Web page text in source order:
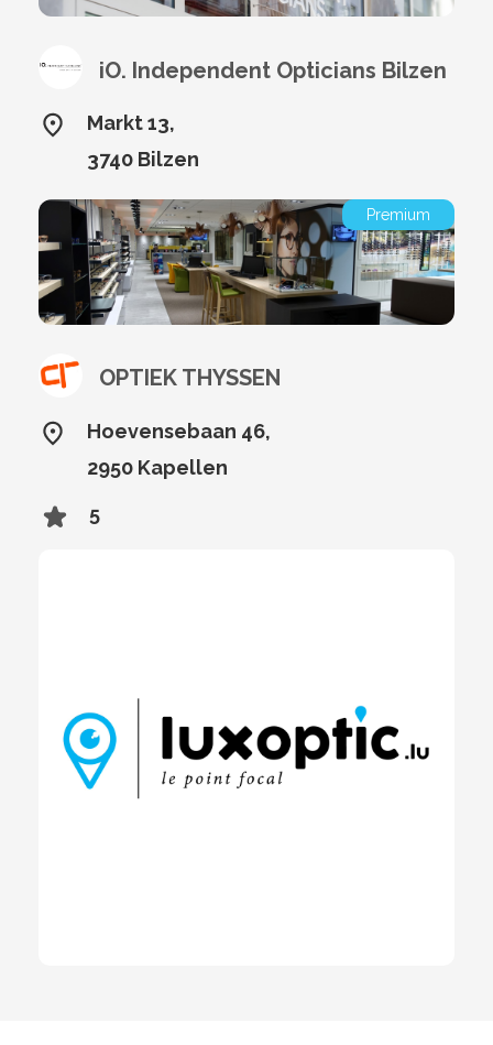
iO. Independent Opticians Bilzen
Markt 13,
3740 Bilzen
Premium
OPTIEK THYSSEN
Hoevensebaan 46,
2950 Kapellen
5